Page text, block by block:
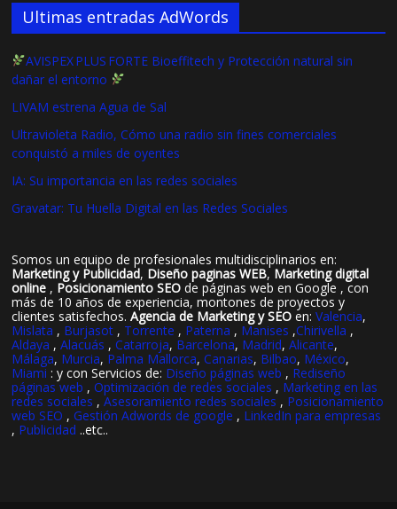
Ultimas entradas AdWords
AVISPEX PLUS FORTE Bioeffitech y Protección natural sin
dañar el entorno
LIVAM estrena Agua de Sal
Ultravioleta Radio, Cómo una radio sin fines comerciales
conquistó a miles de oyentes
IA: Su importancia en las redes sociales
Gravatar: Tu Huella Digital en las Redes Sociales
Somos un equipo de profesionales multidisciplinarios en:
Marketing y Publicidad, Diseño paginas WEB, Marketing digital
online , Posicionamiento SEO de páginas web en Google , con
más de 10 años de experiencia, montones de proyectos y
clientes satisfechos.Agencia de Marketing y SEO en:Valencia,
Mislata , Burjasot , Torrente , Paterna , Manises ,Chirivella ,
Aldaya ,Alacuás ,Catarroja, Barcelona, Madrid,Alicante,
Málaga, Murcia, Palma Mallorca,Canarias, Bilbao, México,
Miami : y con Servicios de: Diseño páginas web , Rediseño
páginas web ,Optimización de redes sociales , Marketing en las
redes sociales ,Asesoramiento redes sociales , Posicionamiento
web SEO ,Gestión Adwords de google , LinkedIn para empresas
, Publicidad ..etc..